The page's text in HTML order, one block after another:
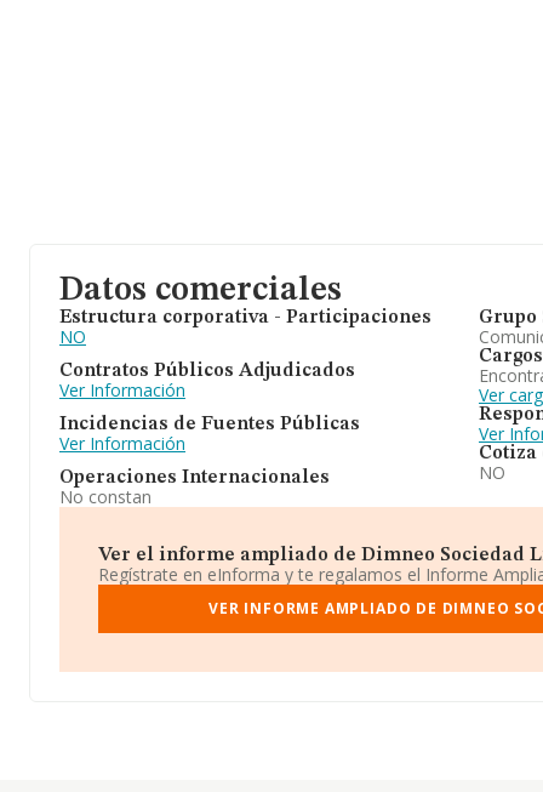
Datos comerciales
Estructura corporativa - Participaciones
NO
Contratos Públicos Adjudicados
Ver Información
Incidencias de Fuentes Públicas
Ver Información
Operaciones Internacionales
No constan
Grupo
Cargos
Ver
Ver
Cotiza
NO
Ver el informe ampliado de Dimneo Sociedad
Regístrate en eInforma y te regalamos el Informe
VER INFORME AMPLIADO DE DIMNEO